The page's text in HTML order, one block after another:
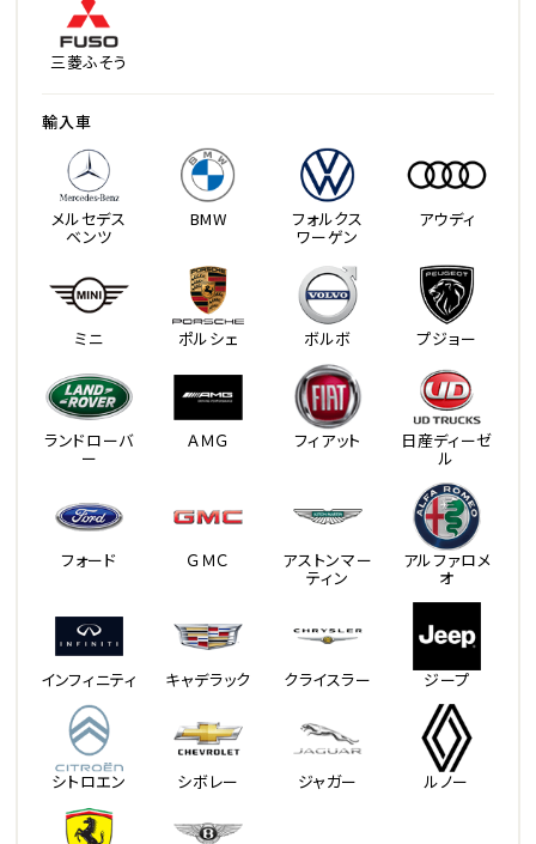
三菱ふそう
輸入車
メルセデス
ベンツ
BMW フォルクス
ワーゲン
アウディ
ミニ ポルシェ ボルボ プジョー
ランドローバ
ー
ＡＭＧ フィアット 日産ディーゼ
ル
フォード ＧＭＣ アストンマー
ティン
アルファロメ
オ
インフィニティ キャデラック クライスラー ジープ
シトロエン シボレー ジャガー ルノー